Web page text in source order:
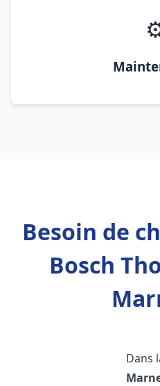
Besoin de
Bosch
Dans